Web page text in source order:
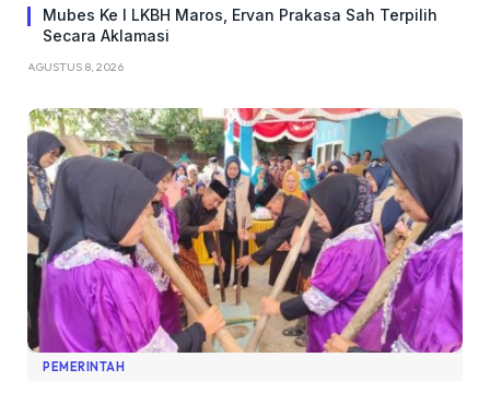
Mubes Ke I LKBH Maros, Ervan Prakasa Sah Terpilih
Secara Aklamasi
AGUSTUS 8, 2026
PEMERINTAH